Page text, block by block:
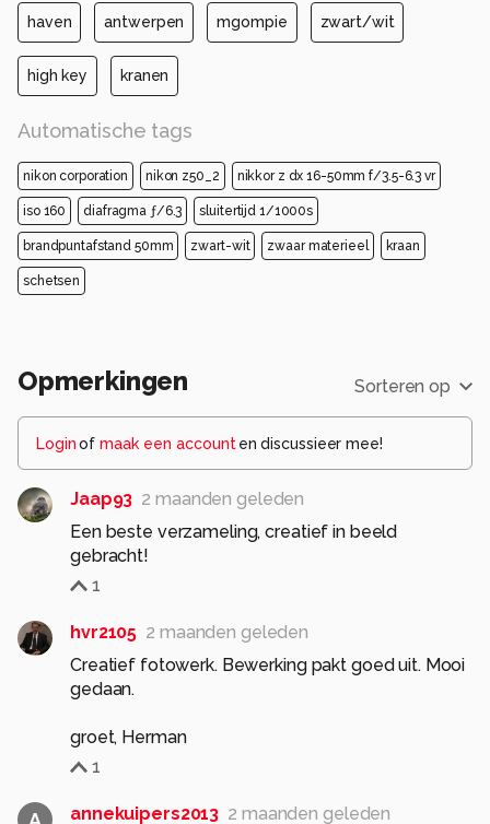
haven antwerpen mgompie zwart/wit
high key kranen
Automatische tags
nikon corporation nikon z50_2 nikkor z dx 16-50mm f/3.5-6.3 vr
iso 160 diafragma ƒ/6.3 sluitertijd 1/1000s
brandpuntafstand 50mm zwart-wit zwaar materieel kraan
schetsen
Opmerkingen Sorteren op
Loginof maak een account en discussieer mee!
Jaap93 2 maanden geleden
Een beste verzameling, creatief in beeld
gebracht!
1
hvr2105 2 maanden geleden
Creatief fotowerk. Bewerking pakt goed uit. Mooi
gedaan.
groet, Herman
1
annekuipers2013 2 maanden geleden